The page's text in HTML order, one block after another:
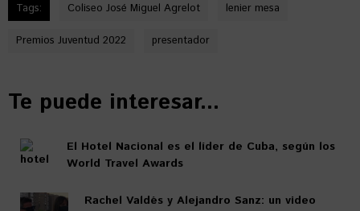
Tags: Coliseo José Miguel Agrelot lenier mesa
Premios Juventud 2022 presentador
Te puede interesar...
El Hotel Nacional es el líder de Cuba, según los
World Travel Awards
Rachel Valdés y Alejandro Sanz: un video